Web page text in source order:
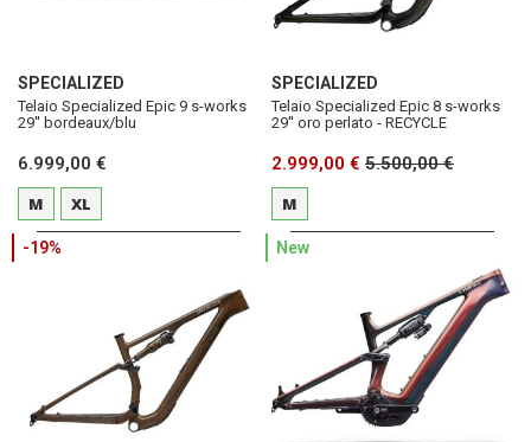
SPECIALIZED
Telaio Specialized Epic 9 s-works
29'' bordeaux/blu
6.999,00 €
M
XL
SPECIALIZED
Telaio Specialized Epic 8 s-works
29'' oro perlato - RECYCLE
2.999,00 € 5.500,00 €
M
-19% New